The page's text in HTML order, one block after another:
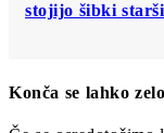
stojijo šibki starši
Konča se lahko